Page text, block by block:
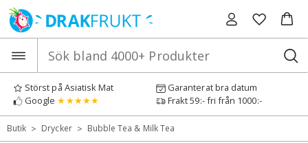
Hoppa
till
innehåll
Störst på Asiatisk Mat
Garanterat bra datum
Google ★★★★★ Frakt 59:- fri från 1000:-
Butik > Drycker > Bubble Tea & Milk Tea